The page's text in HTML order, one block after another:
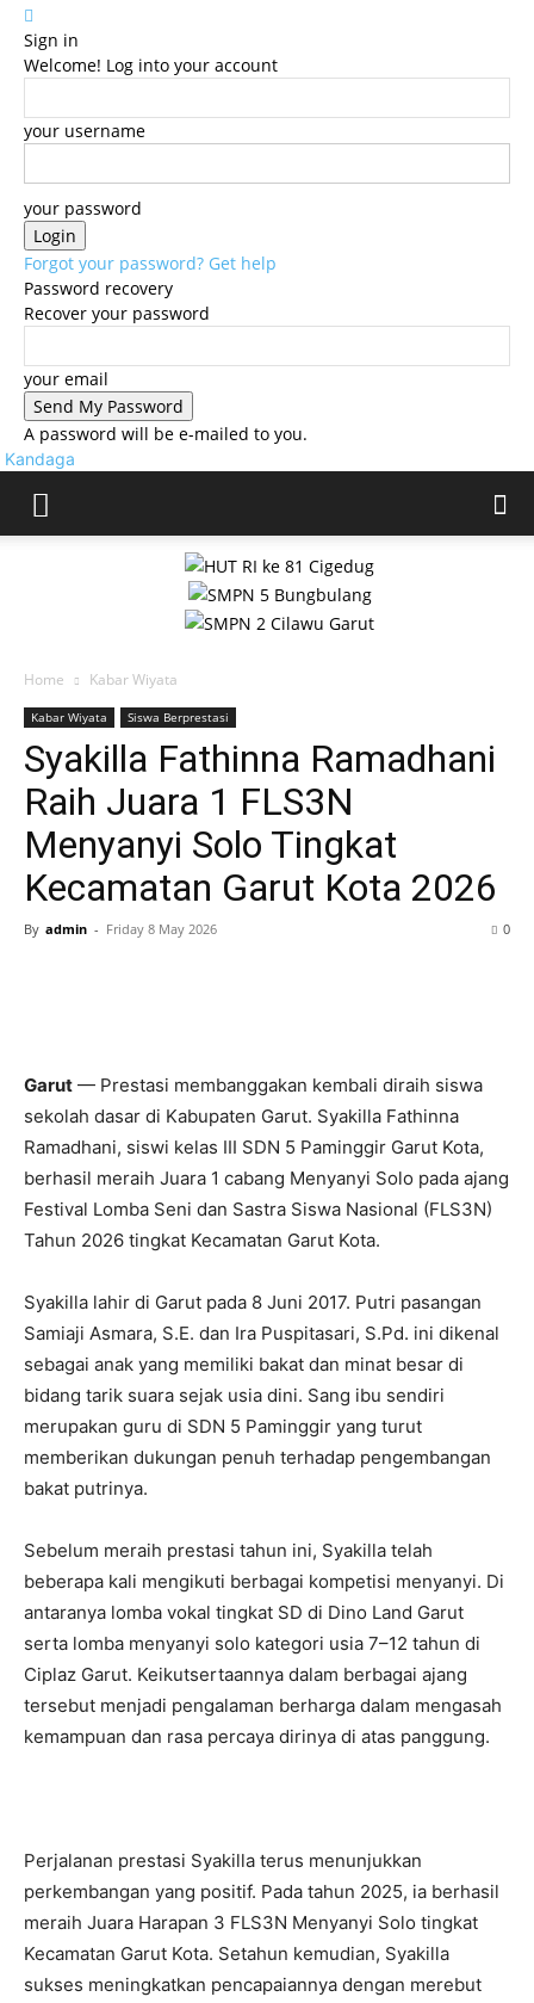
Sign in
Welcome! Log into your account
your username
your password
Forgot your password? Get help
Password recovery
Recover your password
your email
A password will be e-mailed to you.
Kandaga
Home Kabar Wiyata
Kabar Wiyata Siswa Berprestasi
Syakilla Fathinna Ramadhani
Raih Juara 1 FLS3N
Menyanyi Solo Tingkat
Kecamatan Garut Kota 2026
By admin - Friday 8 May 2026 0
Garut — Prestasi membanggakan kembali diraih siswa
sekolah dasar di Kabupaten Garut. Syakilla Fathinna
Ramadhani, siswi kelas III SDN 5 Paminggir Garut Kota,
berhasil meraih Juara 1 cabang Menyanyi Solo pada ajang
Festival Lomba Seni dan Sastra Siswa Nasional (FLS3N)
Tahun 2026 tingkat Kecamatan Garut Kota.
Syakilla lahir di Garut pada 8 Juni 2017. Putri pasangan
Samiaji Asmara, S.E. dan Ira Puspitasari, S.Pd. ini dikenal
sebagai anak yang memiliki bakat dan minat besar di
bidang tarik suara sejak usia dini. Sang ibu sendiri
merupakan guru di SDN 5 Paminggir yang turut
memberikan dukungan penuh terhadap pengembangan
bakat putrinya.
Sebelum meraih prestasi tahun ini, Syakilla telah
beberapa kali mengikuti berbagai kompetisi menyanyi. Di
antaranya lomba vokal tingkat SD di Dino Land Garut
serta lomba menyanyi solo kategori usia 7–12 tahun di
Ciplaz Garut. Keikutsertaannya dalam berbagai ajang
tersebut menjadi pengalaman berharga dalam mengasah
kemampuan dan rasa percaya dirinya di atas panggung.
Perjalanan prestasi Syakilla terus menunjukkan
perkembangan yang positif. Pada tahun 2025, ia berhasil
meraih Juara Harapan 3 FLS3N Menyanyi Solo tingkat
Kecamatan Garut Kota. Setahun kemudian, Syakilla
sukses meningkatkan pencapaiannya dengan merebut